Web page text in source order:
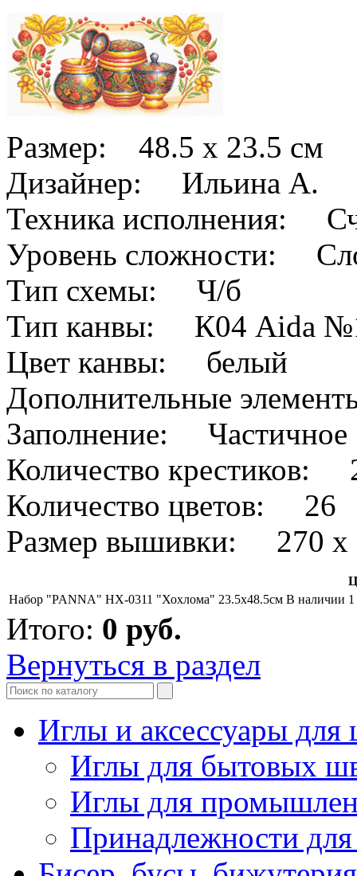
Размер: 48.5 x 23.5 см
Дизайнер: Ильина А.
Техника исполнения:
Уровень сложности:
Тип схемы: Ч/б
Тип канвы: К04 Aida
Цвет канвы: белый
Дополнительные
Заполнение: Частичное
Количество крестиков:
Количество цветов: 26
Размер вышивки: 270 х
Набор "PANNA" НХ-0311 "Хохлома" 23.5х48.5см В наличии
Итого: 0 руб.
Вернуться в раздел
Иглы и аксессуары
Иглы для бытовых
Иглы для
Принадлежности